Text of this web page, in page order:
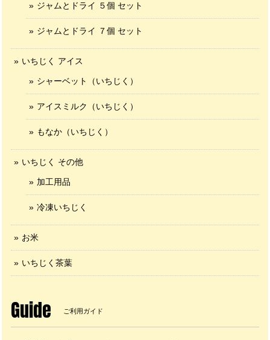
ジャムとドライ ５個 セット
ジャムとドライ ７個 セット
いちじく アイス
シャーベット（いちじく）
アイスミルク（いちじく）
もなか（いちじく）
いちじく その他
加工用品
冷凍いちじく
お米
いちじく茶葉
Guide ご利用ガイド